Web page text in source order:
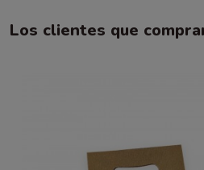
Los clientes que